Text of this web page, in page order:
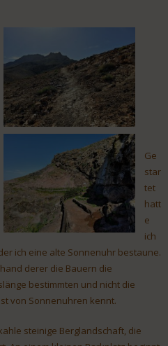
Ge
star
tet
hatt
e
ich
ich eine alte Sonnenuhr bestaune.
derer die Bauern die
bestimmten und nicht die
von Sonnenuhren kennt.
steinige Berglandschaft, die